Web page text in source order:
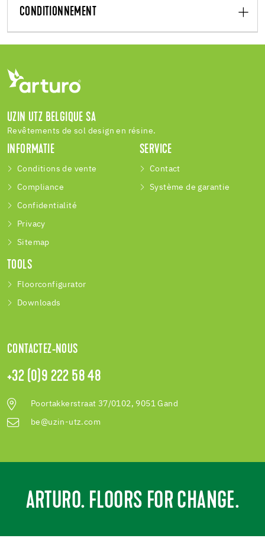
CONDITIONNEMENT
UZIN UTZ BELGIQUE SA
Revêtements de sol design en résine.
INFORMATIE
Conditions de vente
Compliance
Confidentialité
Privacy
Sitemap
SERVICE
Contact
Système de garantie
TOOLS
Floorconfigurator
Downloads
CONTACTEZ-NOUS
+32 (0)9 222 58 48
Poortakkerstraat 37/0102, 9051 Gand
be@uzin-utz.com
ARTURO. FLOORS FOR CHANGE.